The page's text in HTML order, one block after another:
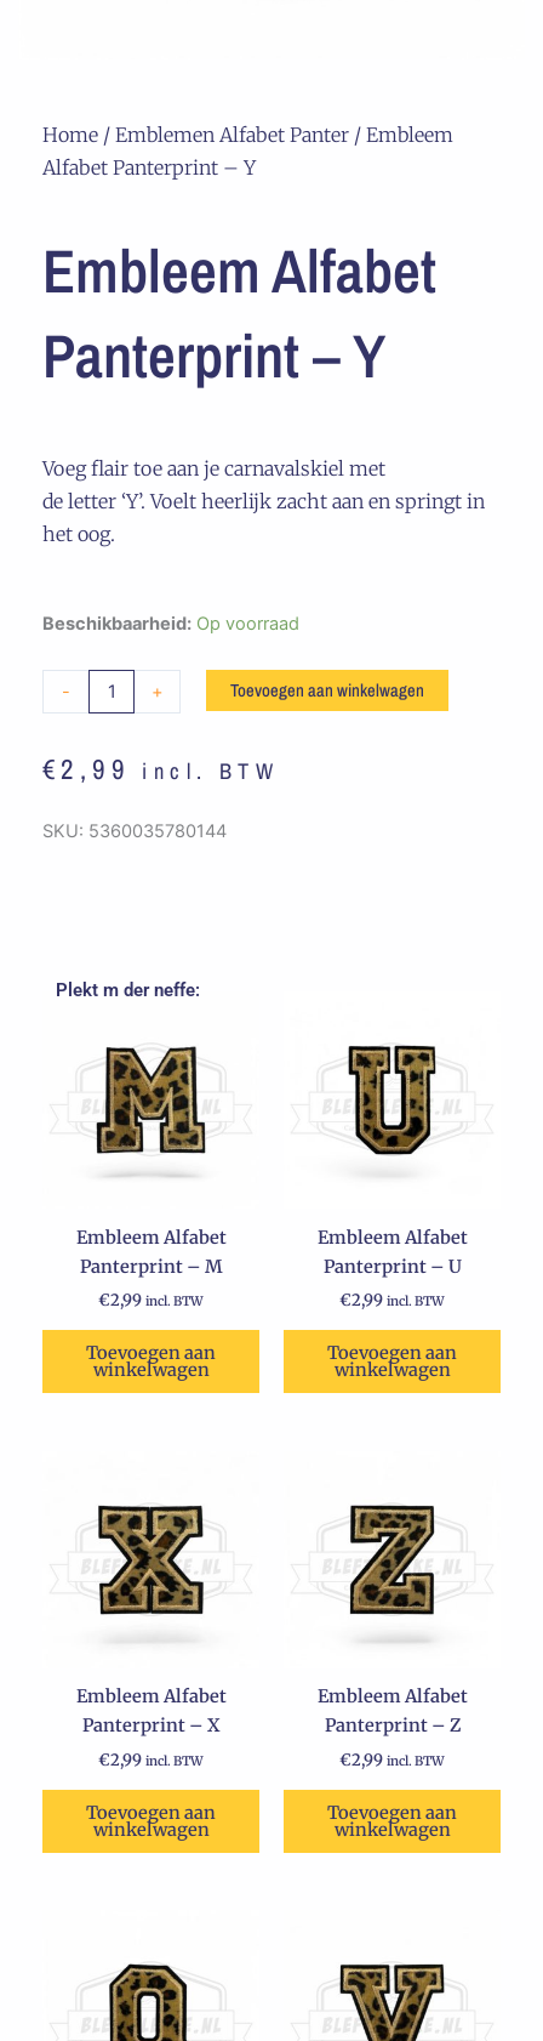
Home / Emblemen Alfabet Panter / Embleem
Alfabet Panterprint – Y
Embleem Alfabet
Panterprint – Y
Voeg flair toe aan je carnavalskiel met
de letter ‘Y’. Voelt heerlijk zacht aan en springt in
het oog.
Beschikbaarheid: Op voorraad
-
Embleem
Panterprint
-
aantal
+ Toevoegen aan winkelwagen
€2,99 incl. BTW
SKU: 5360035780144
Plekt m der neffe:
Embleem Alfabet
Panterprint – M
€2,99 incl. BTW
Toevoegen aan
winkelwagen
Embleem Alfabet
Panterprint – U
€2,99 incl. BTW
Toevoegen aan
winkelwagen
Embleem Alfabet
Panterprint – X
€2,99 incl. BTW
Toevoegen aan
winkelwagen
Embleem Alfabet
Panterprint – Z
€2,99 incl. BTW
Toevoegen aan
winkelwagen